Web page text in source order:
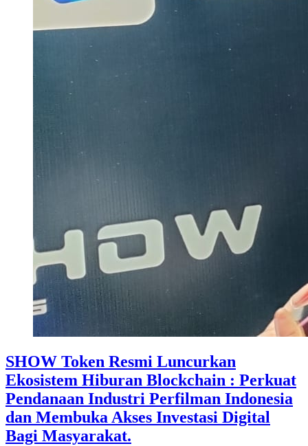
SHOW Token Resmi Luncurkan
Ekosistem Hiburan Blockchain : Perkuat
Pendanaan Industri Perfilman Indonesia
dan Membuka Akses Investasi Digital
Bagi Masyarakat.